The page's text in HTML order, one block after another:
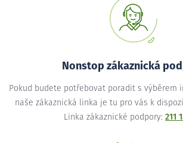
Nonstop zákaznická
Pokud budete potřebovat poradit s výběrem
naše zákaznická linka je tu pro vás k
Linka zákaznické podpory: 211